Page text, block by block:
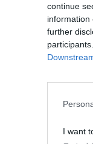
continue
information
further
I want
Vous